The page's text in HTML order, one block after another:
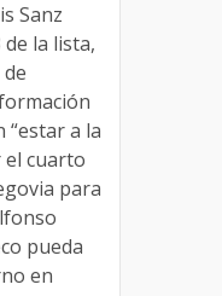
Sanz
la lista,
“estar a la
cuarto
para
pueda
en